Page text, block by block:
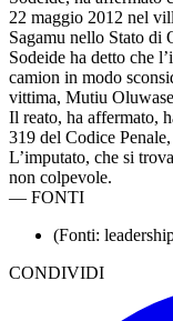
22 maggio 2012 nel
Sagamu nello Stato di
Sodeide ha detto che
camion in modo
vittima, Mutiu
Il reato, ha affermato,
319 del Codice
L’imputato, che si
non colpevole.
— FONTI
(Fonti:
CONDIVIDI